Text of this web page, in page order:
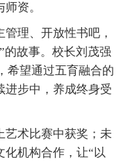
资。
理、开放性书吧，
的故事。校长刘茂强
希望通过五育融合的
进步中，养成终身受
术比赛中获奖；未
机构合作，让“以